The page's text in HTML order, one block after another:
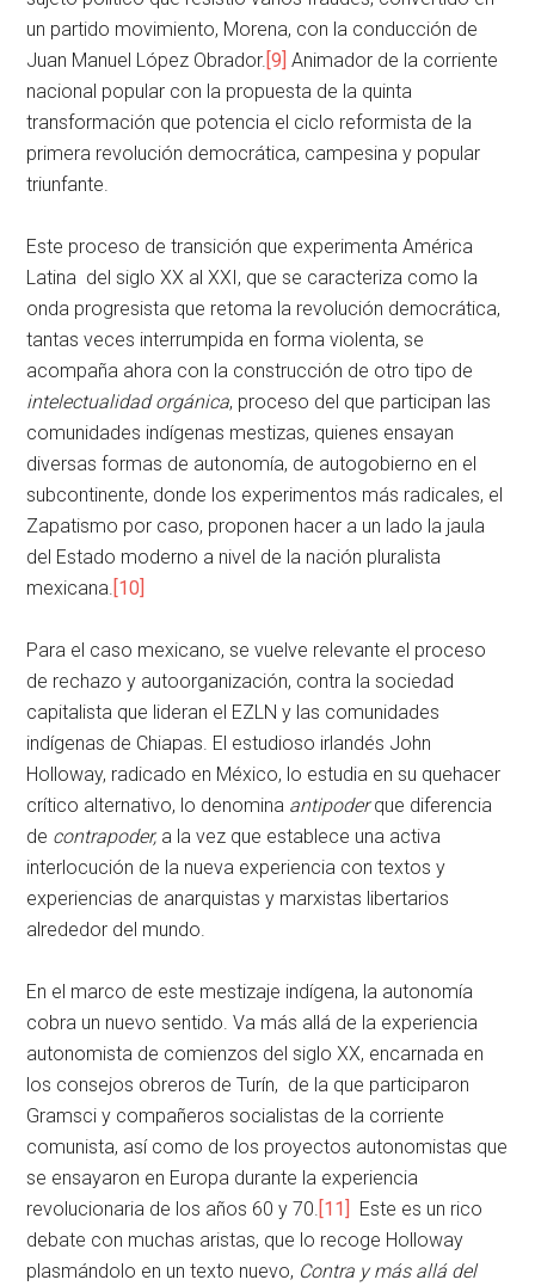
un partido movimiento, Morena, con la conducción de
Juan Manuel López Obrador.[9] Animador de la corriente
nacional popular con la propuesta de la quinta
transformación que potencia el ciclo reformista de la
primera revolución democrática, campesina y popular
triunfante.
Este proceso de transición que experimenta América
Latina del siglo XX al XXI, que se caracteriza como la
onda progresista que retoma la revolución democrática,
tantas veces interrumpida en forma violenta, se
acompaña ahora con la construcción de otro tipo de
intelectualidad orgánica, proceso del que participan las
comunidades indígenas mestizas, quienes ensayan
diversas formas de autonomía, de autogobierno en el
subcontinente, donde los experimentos más radicales, el
Zapatismo por caso, proponen hacer a un lado la jaula
del Estado moderno a nivel de la nación pluralista
mexicana.[10]
Para el caso mexicano, se vuelve relevante el proceso
de rechazo y autoorganización, contra la sociedad
capitalista que lideran el EZLN y las comunidades
indígenas de Chiapas. El estudioso irlandés John
Holloway, radicado en México, lo estudia en su quehacer
crítico alternativo, lo denomina antipoderque diferencia
de contrapoder,a la vez que establece una activa
interlocución de la nueva experiencia con textos y
experiencias de anarquistas y marxistas libertarios
alrededor del mundo.
En el marco de este mestizaje indígena, la autonomía
cobra un nuevo sentido. Va más allá de la experiencia
autonomista de comienzos del siglo XX, encarnada en
los consejos obreros de Turín, de la que participaron
Gramsci y compañeros socialistas de la corriente
comunista, así como de los proyectos autonomistas que
se ensayaron en Europa durante la experiencia
revolucionaria de los años 60 y 70.[11] Este es un rico
debate con muchas aristas, que lo recoge Holloway
plasmándolo en un texto nuevo, Contra y más allá del